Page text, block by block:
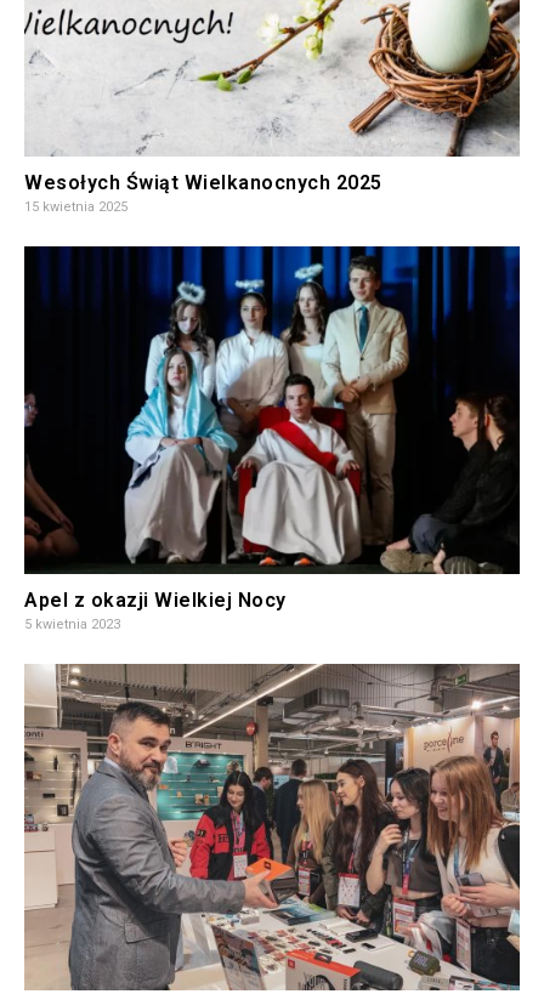
Wesołych Świąt Wielkanocnych 2025
15 kwietnia 2025
Apel z okazji Wielkiej Nocy
5 kwietnia 2023